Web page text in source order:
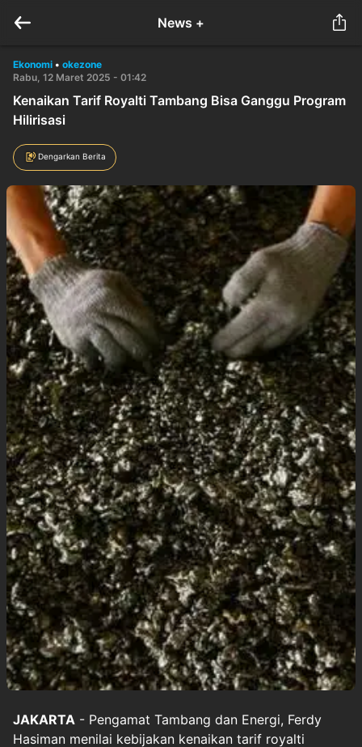
News +
Ekonomi • okezone
Rabu, 12 Maret 2025 - 01:42
Kenaikan Tarif Royalti Tambang Bisa Ganggu Program
Hilirisasi
Dengarkan Berita
JAKARTA - Pengamat Tambang dan Energi, Ferdy
Hasiman menilai kebijakan kenaikan tarif royalti